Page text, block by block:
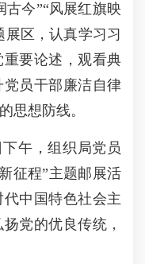
古今”“风展红旗映
展区，认真学习习
要论述，观看典
员干部廉洁自律
思想防线。
下午，组织局党员
征程”主题邮展活
中国特色社会主
党的优良传统，